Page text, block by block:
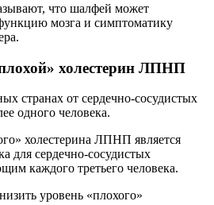
что шалфей может
мозга и симптоматику
холестерин ЛПНП
странах от сердечно-сосудистых
одного человека.
холестерина ЛПНП является
для сердечно-сосудистых
каждого третьего человека.
уровень «плохого»